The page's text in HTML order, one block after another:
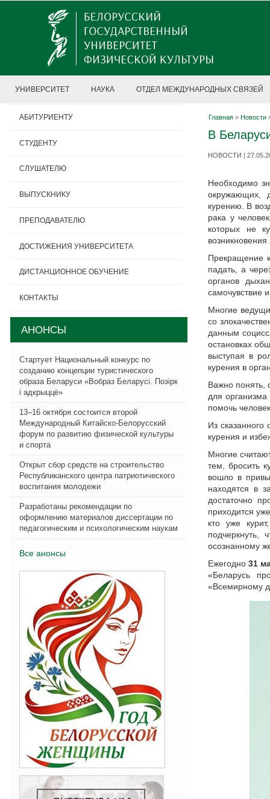
УНИВЕРСИТЕТ НАУКА ОТДЕЛ МЕЖДУНАРОДНЫХ СВЯЗЕЙ
Главная » Новости
В
НОВОСТИ |
Необходимо
окружающих,
курению. В
рака у
которых не
Прекращение
падать, а
органов
самочувствие
Многие
со
данным
остановках
выступая в
курения в
Важно понять,
для
помочь
Из сказанного
курения и
Многие
тем, бросить
вошло в
находятся в
достаточно
приходится
кто уже
осознанному
Ежегодно31
«Беларусь
«Всемирному
АБИТУРИЕНТУ
СТУДЕНТУ
СЛУШАТЕЛЮ
ВЫПУСКНИКУ
ПРЕПОДАВАТЕЛЮ
ДОСТИЖЕНИЯ УНИВЕРСИТЕТА
ДИСТАНЦИОННОЕ ОБУЧЕНИЕ
КОНТАКТЫ
АНОНСЫ
Стартует Национальный конкурс по
созданию концепции туристического
образа Беларуси «Вобраз Беларусi. Позiрк
i адкрыццё»
13–16 октября состоится второй
Международный Китайско-Белорусский
форум по развитию физической культуры
и спорта
Открыт сбор средств на строительство
Республиканского центра патриотического
воспитания молодежи
Разработаны рекомендации по
оформлению материалов диссертации по
педагогическим и психологическим наукам
Все анонсы